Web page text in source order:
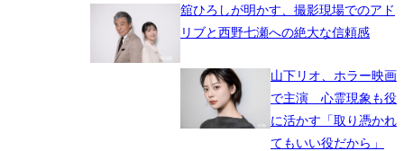
舘ひろしが明かす、撮影現場でのアド
リブと西野七瀬への絶大な信頼感
山下リオ、ホラー映画
で主演 心霊現象も役
に活かす「取り憑かれ
てもいい役だから」